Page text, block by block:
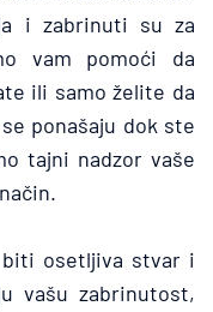
i zabrinuti su za
vam pomoći da
ili samo želite da
ponašaju dok ste
tajni nadzor vaše
osetljiva stvar i
vašu zabrinutost,